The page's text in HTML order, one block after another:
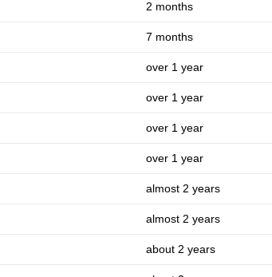
2 months
7 months
over 1 year
over 1 year
over 1 year
over 1 year
almost 2 years
almost 2 years
about 2 years